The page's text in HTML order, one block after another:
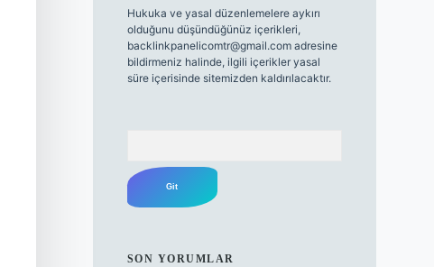
Hukuka ve yasal düzenlemelere aykırı
olduğunu düşündüğünüz içerikleri,
backlinkpanelicomtr@gmail.comadresine
bildirmeniz halinde, ilgili içerikler yasal
süre içerisinde sitemizden kaldırılacaktır.
SON YORUMLAR